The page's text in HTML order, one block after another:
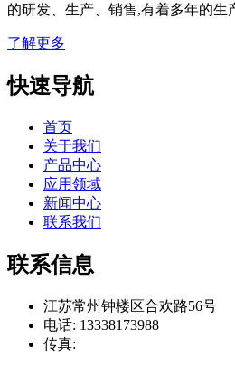
的研发、生产、销售,有着多年的生
了解更多
快速导航
首页
关于我们
产品中心
应用领域
新闻中心
联系我们
联系信息
江苏常州钟楼区合欢路56号
电话: 13338173988
传真: